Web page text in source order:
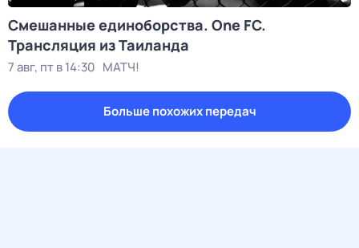
Смешанные единоборства. One FC.
Трансляция из Таиланда
7 авг, пт в 14:30 МАТЧ!
Больше похожих передач